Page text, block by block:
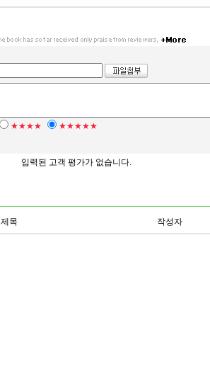
★★★★ ★★★★★
입력된 고객 평가가 없습니다.
제목 작성자